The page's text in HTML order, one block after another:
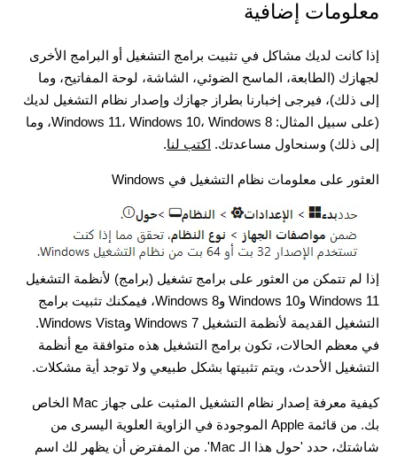
معلومات إضافية
إذا كانت لديك مشاكل في تثبيت برامج التشغيل أو البرامج الأخرى
لجهازك (الطابعة، الماسح الضوئي، الشاشة، لوحة المفاتيح، وما
إلى ذلك)، فيرجى إخبارنا بطراز جهازك وإصدار نظام التشغيل لديك
(على سبيل المثال: Windows 11، Windows 10، Windows 8، وما
إلى ذلك) وسنحاول مساعدتك. اكتب لنا.
العثور على معلومات نظام التشغيل في Windows
إذا لم تتمكن من العثور على برامج تشغيل (برامج) لأنظمة التشغيل
Windows 11 وWindows 10 وWindows 8، فيمكنك تثبيت برامج
التشغيل القديمة لأنظمة التشغيل Windows 7 وWindows Vista.
في معظم الحالات، تكون برامج التشغيل هذه متوافقة مع أنظمة
التشغيل الأحدث، ويتم تثبيتها بشكل طبيعي ولا توجد أية مشكلات.
كيفية معرفة إصدار نظام التشغيل المثبت على جهاز Mac الخاص
بك. من قائمة Apple الموجودة في الزاوية العلوية اليسرى من
شاشتك، حدد 'حول هذا الـ Mac'. من المفترض أن يظهر لك اسم